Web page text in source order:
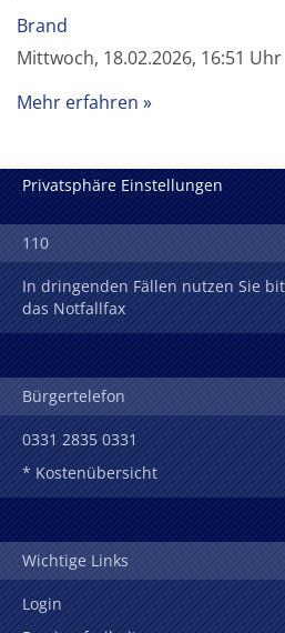
Brand
Mittwoch, 18.02.2026, 16:51 Uhr
Mehr erfahren
Privatsphäre Einstellungen
110
In dringenden Fällen nutzen Sie
das Notfallfax
Bürgertelefon
0331 2835 0331
* Kostenübersicht
Wichtige Links
Login